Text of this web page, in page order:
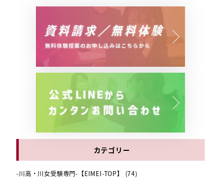
カテゴリー
-川高・川女受験専門-【EIMEI-TOP】
(74)